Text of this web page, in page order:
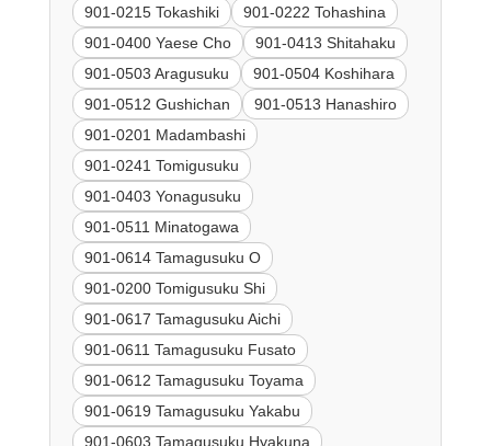
901-0215 Tokashiki
901-0222 Tohashina
901-0400 Yaese Cho
901-0413 Shitahaku
901-0503 Aragusuku
901-0504 Koshihara
901-0512 Gushichan
901-0513 Hanashiro
901-0201 Madambashi
901-0241 Tomigusuku
901-0403 Yonagusuku
901-0511 Minatogawa
901-0614 Tamagusuku O
901-0200 Tomigusuku Shi
901-0617 Tamagusuku Aichi
901-0611 Tamagusuku Fusato
901-0612 Tamagusuku Toyama
901-0619 Tamagusuku Yakabu
901-0603 Tamagusuku Hyakuna